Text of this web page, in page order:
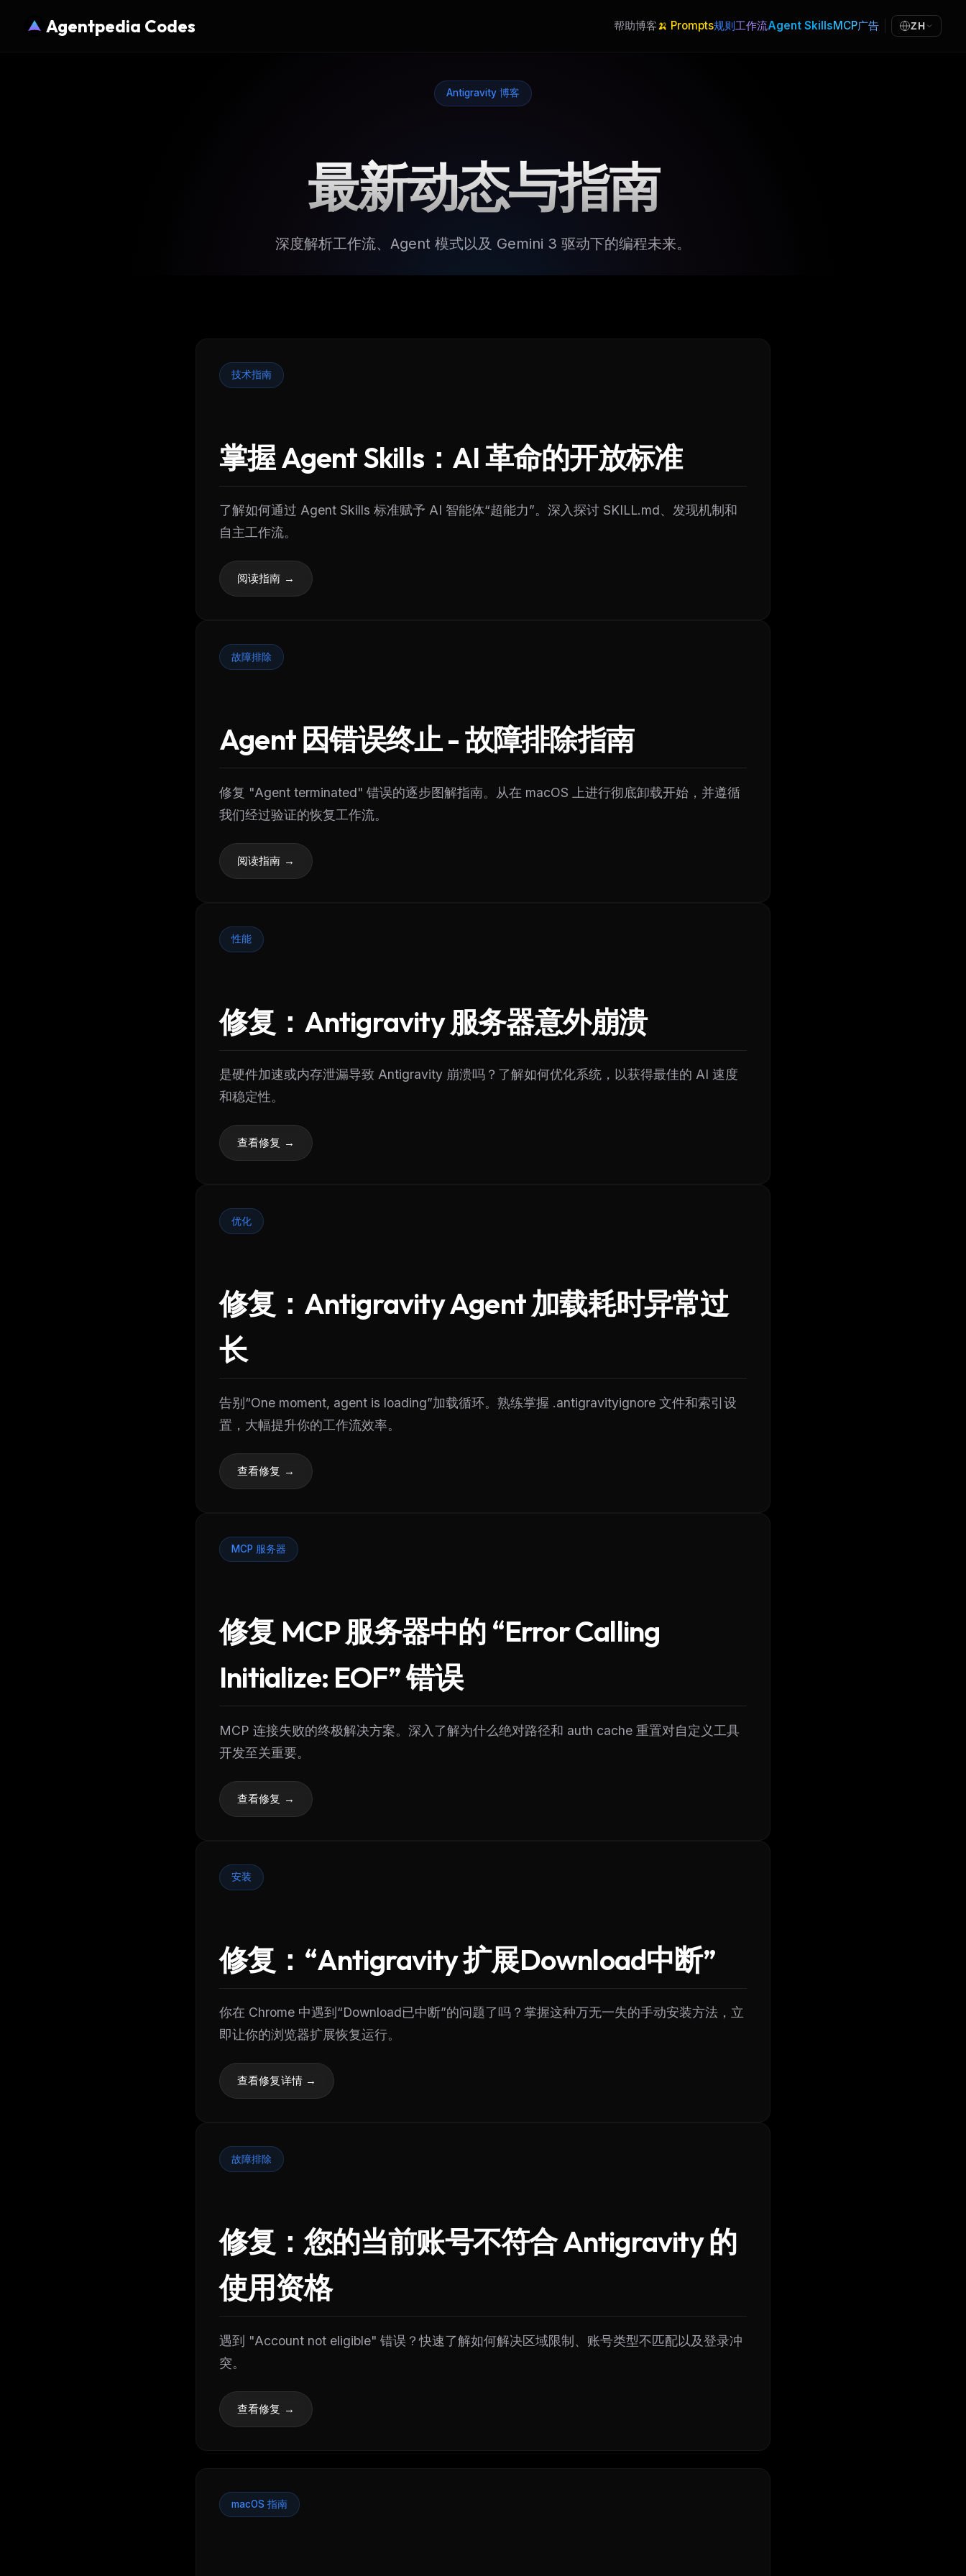
Agentpedia Codes 帮助博客🍌 Prompts规则工作流Agent SkillsMCP广告 ZH
Antigravity 博客
最新动态与指南
深度解析工作流、Agent 模式以及 Gemini 3 驱动下的编程未来。
技术指南
掌握 Agent Skills：AI 革命的开放标准
了解如何通过 Agent Skills 标准赋予 AI 智能体“超能力”。深入探讨 SKILL.md、发现机制和
自主工作流。
阅读指南 →
故障排除
Agent 因错误终止 - 故障排除指南
修复 "Agent terminated" 错误的逐步图解指南。从在 macOS 上进行彻底卸载开始，并遵循
我们经过验证的恢复工作流。
阅读指南 →
性能
修复：Antigravity 服务器意外崩溃
是硬件加速或内存泄漏导致 Antigravity 崩溃吗？了解如何优化系统，以获得最佳的 AI 速度
和稳定性。
查看修复 →
优化
修复：Antigravity Agent 加载耗时异常过
长
告别“One moment, agent is loading”加载循环。熟练掌握 .antigravityignore 文件和索引设
置，大幅提升你的工作流效率。
查看修复 →
MCP 服务器
修复 MCP 服务器中的 “Error Calling
Initialize: EOF” 错误
MCP 连接失败的终极解决方案。深入了解为什么绝对路径和 auth cache 重置对自定义工具
开发至关重要。
查看修复 →
安装
修复：“Antigravity 扩展Download中断”
你在 Chrome 中遇到“Download已中断”的问题了吗？掌握这种万无一失的手动安装方法，立
即让你的浏览器扩展恢复运行。
查看修复详情 →
故障排除
修复：您的当前账号不符合 Antigravity 的
使用资格
遇到 "Account not eligible" 错误？快速了解如何解决区域限制、账号类型不匹配以及登录冲
突。
查看修复 →
macOS 指南
New agent skill
drop
Rules & workflow
Free · Weekly · 2 min read
Email address
Maybe later